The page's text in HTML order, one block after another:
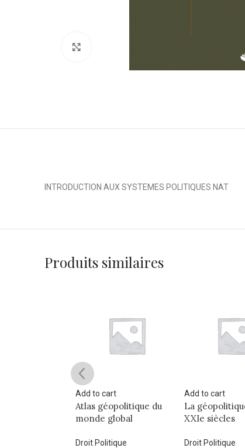
INTRODUCTION AUX SYSTEMES POLITIQUES NAT
Produits similaires
Add to cart
Atlas géopolitique du
monde global
Droit Politique
Add to cart
La
XXIe siècles
Droit Politique